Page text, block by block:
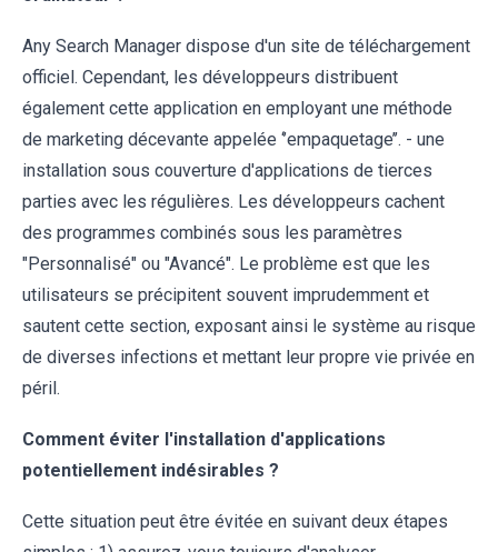
Any Search Manager dispose d'un site de téléchargement
officiel. Cependant, les développeurs distribuent
également cette application en employant une méthode
de marketing décevante appelée ‘’empaquetage’’. - une
installation sous couverture d'applications de tierces
parties avec les régulières. Les développeurs cachent
des programmes combinés sous les paramètres
"Personnalisé" ou "Avancé". Le problème est que les
utilisateurs se précipitent souvent imprudemment et
sautent cette section, exposant ainsi le système au risque
de diverses infections et mettant leur propre vie privée en
péril.
Comment éviter l'installation d'applications
potentiellement indésirables ?
Cette situation peut être évitée en suivant deux étapes